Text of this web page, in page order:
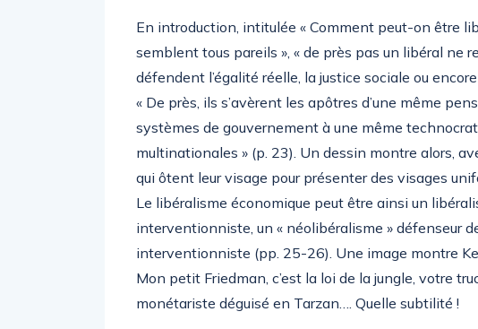
En introduction, intitulée « Comment peut-on être
semblent tous pareils », « de près pas un libéral ne
défendent l’égalité réelle, la justice sociale ou
« De près, ils s’avèrent les apôtres d’une même
systèmes de gouvernement à une même
multinationales » (p. 23). Un dessin montre alors,
qui ôtent leur visage pour présenter des visages
Le libéralisme économique peut être ainsi un
interventionniste, un « néolibéralisme » défenseur
interventionniste (pp. 25-26). Une image montre
Mon petit Friedman, c’est la loi de la jungle, votre
monétariste déguisé en Tarzan…. Quelle subtilité !